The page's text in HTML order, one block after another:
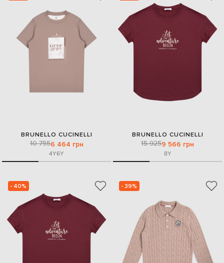
BRUNELLO CUCINELLI
10 7556 464 грн
4Y6Y
BRUNELLO CUCINELLI
15 9259 566 грн
8Y
- 40% - 39%